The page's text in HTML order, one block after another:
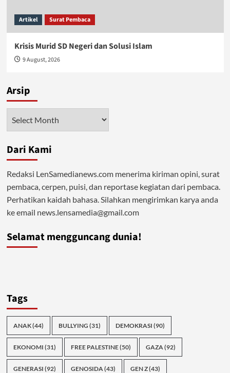
Artikel Surat Pembaca
Krisis Murid SD Negeri dan Solusi Islam
9 August, 2026
Arsip
Dari Kami
Redaksi LenSamedianews.com menerima kiriman opini, surat
pembaca, cerpen, puisi, dan reportase kegiatan dari pembaca.
Perhatikan kaidah bahasa. Silahkan mengirimkan karya anda
ke email news.lensamedia@gmail.com
Selamat mengguncang dunia!
Tags
ANAK(44) BULLYING (31) DEMOKRASI (90)
EKONOMI (31) FREE PALESTINE(50) GAZA(92)
GENERASI (92) GENOSIDA(43) GEN Z(43)